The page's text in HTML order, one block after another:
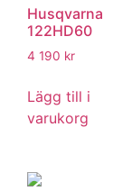
Husqvarna
122HD60
4 190 kr
Lägg till i
varukorg